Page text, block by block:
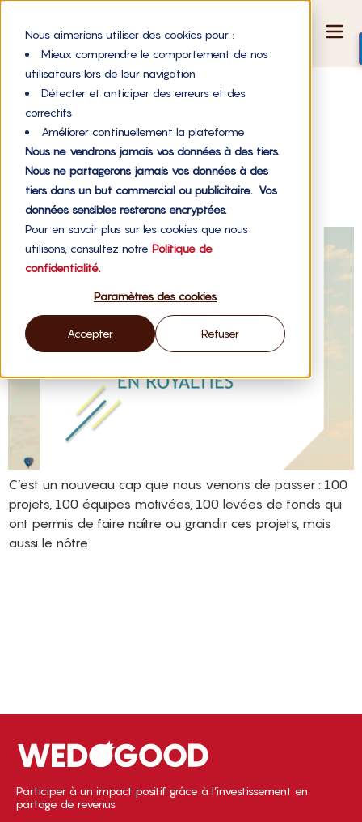
Nous aimerions utiliser des cookies pour :
Mieux comprendre le comportement de nos
utilisateurs lors de leur navigation
Détecter et anticiper des erreurs et des
correctifs
Améliorer continuellement la plateforme
Nous ne vendrons jamais vos données à des tiers.
Nous ne partagerons jamais vos données à des
tiers dans un but commercial ou publicitaire. Vos
données sensibles resterons encryptées.
Pour en savoir plus sur les cookies que nous
utilisons, consultez notre Politique de
confidentialité.
Paramètres des cookies
Accepter Refuser
Jour :30 juin
2020
100 levées de fonds réussies sur WE DO GOOD !
C’est un nouveau cap que nous venons de passer : 100
projets, 100 équipes motivées, 100 levées de fonds qui
ont permis de faire naître ou grandir ces projets, mais
aussi le nôtre.
Participer à un impact positif grâce à l’investissement en
partage de revenus